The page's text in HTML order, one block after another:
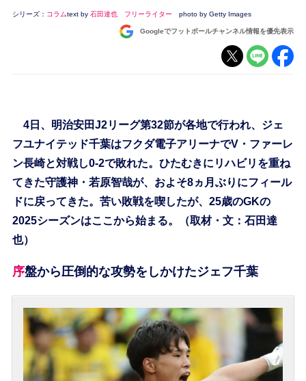
高校サッカー
シリーズ： コラムtext by 石田達也 フリーライター photo by Getty Images
Googleでフットボールチャンネル情報を優先表示
4日、明治安田J2リーグ第32節が各地で行われ、ジェ
フユナイテッド千葉はフクダ電子アリーナでV・ファーレ
ン長崎と対戦し0-2で敗れた。ひたむきにリハビリを重ね
てきた守護神・若原智哉が、およそ8ヵ月ぶりにフィール
ドに戻ってきた。苦い敗戦を喫したが、25歳のGKの
2025シーズンはここから始まる。（取材・文：石田達
也）
序盤から圧倒的な攻勢をしかけたジェフ千葉